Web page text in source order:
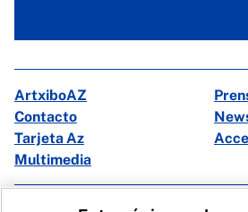
ArtxiboAZ
Contacto
Tarjeta Az
Multimedia